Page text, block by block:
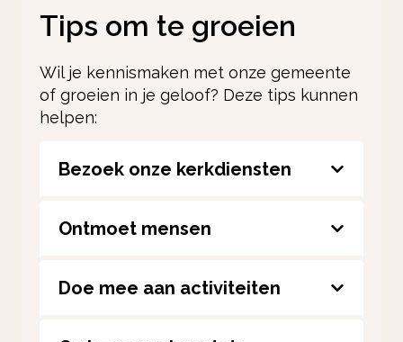
Tips om te groeien
Wil je kennismaken met onze gemeente
of groeien in je geloof? Deze tips kunnen
helpen:
Bezoek onze kerkdiensten
Ontmoet mensen
Doe mee aan activiteiten